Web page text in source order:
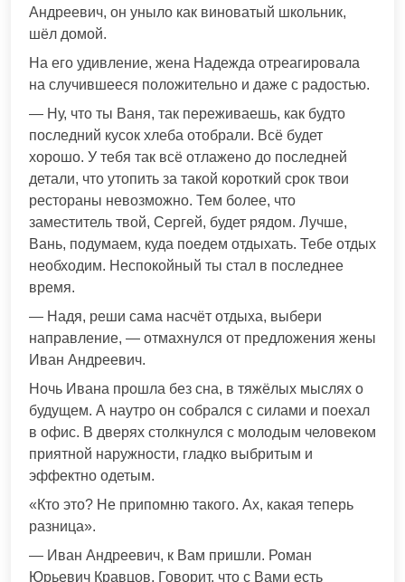
Андреевич, он уныло как виноватый школьник,
шёл домой.
На его удивление, жена Надежда отреагировала
на случившееся положительно и даже с радостью.
— Ну, что ты Ваня, так переживаешь, как будто
последний кусок хлеба отобрали. Всё будет
хорошо. У тебя так всё отлажено до последней
детали, что утопить за такой короткий срок твои
рестораны невозможно. Тем более, что
заместитель твой, Сергей, будет рядом. Лучше,
Вань, подумаем, куда поедем отдыхать. Тебе отдых
необходим. Неспокойный ты стал в последнее
время.
— Надя, реши сама насчёт отдыха, выбери
направление, — отмахнулся от предложения жены
Иван Андреевич.
Ночь Ивана прошла без сна, в тяжёлых мыслях о
будущем. А наутро он собрался с силами и поехал
в офис. В дверях столкнулся с молодым человеком
приятной наружности, гладко выбритым и
эффектно одетым.
«Кто это? Не припомню такого. Ах, какая теперь
разница».
— Иван Андреевич, к Вам пришли. Роман
Юрьевич Кравцов. Говорит, что с Вами есть